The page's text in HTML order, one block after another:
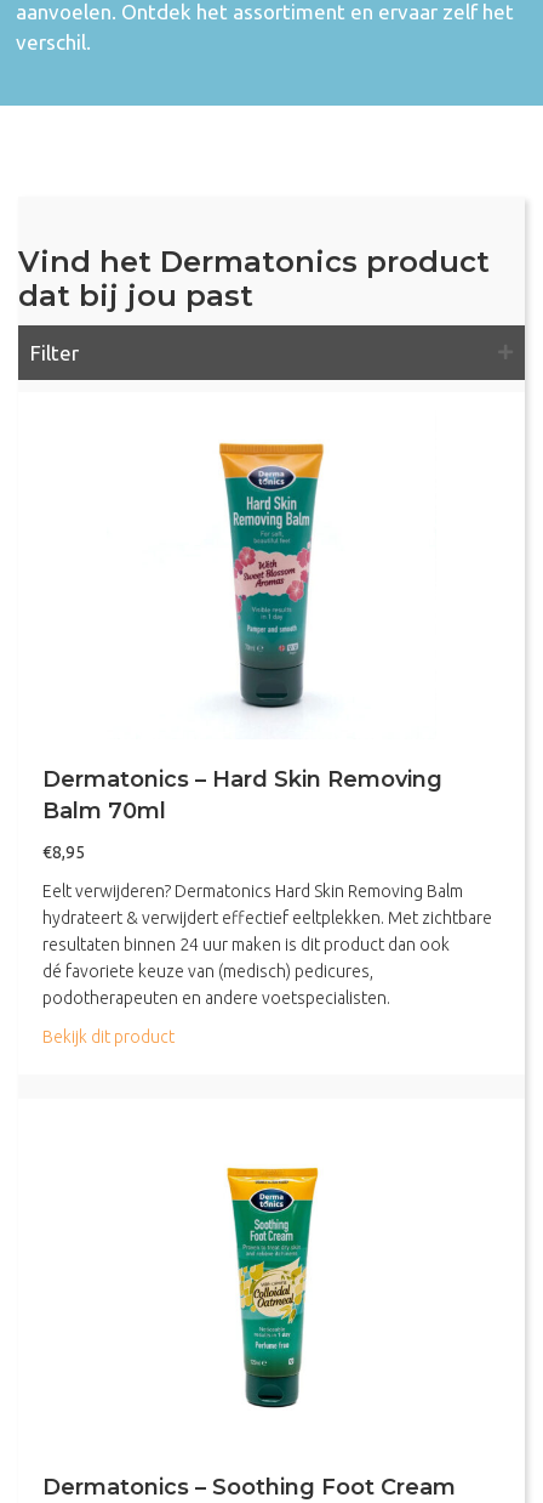
aanvoelen. Ontdek het assortiment en ervaar zelf het
verschil.
Vind het Dermatonics product
dat bij jou past
Filter
Dermatonics – Hard Skin Removing
Balm 70ml
€8,95
Eelt verwijderen? Dermatonics Hard Skin Removing Balm
hydrateert & verwijdert effectief eeltplekken. Met zichtbare
resultaten binnen 24 uur maken is dit product dan ook
dé favoriete keuze van (medisch) pedicures,
podotherapeuten en andere voetspecialisten.
Bekijk dit productabout Dermatonics – Hard Skin Removing Balm
Dermatonics – Soothing Foot Cream